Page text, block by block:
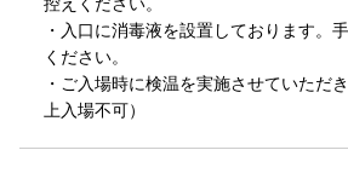
・入口に消毒液を設置しております。
ください。
・ご入場時に検温を実施させていただ
上入場不可）